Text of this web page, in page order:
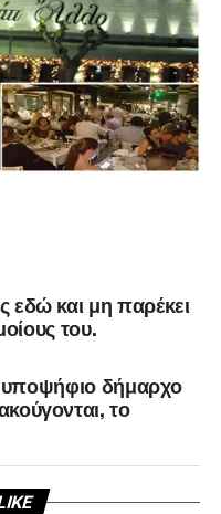
και μη παρέκει
του.
υποψήφιο δήμαρχο
το